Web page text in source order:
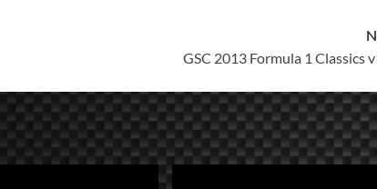
GSC 2013 Formula 1 Classics